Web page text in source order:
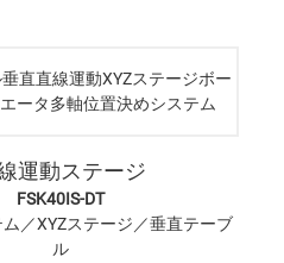
運動ステージ
FSK40IS-DT
／XYZステージ／垂直テーブ
ル